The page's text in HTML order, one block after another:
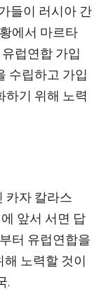
들이 러시아 간
에서 마르타
럽연합 가입
수립하고 가입
기 위해 노력
카자 칼라스
앞서 서면 답
터 유럽연합을
해 노력할 것이
.